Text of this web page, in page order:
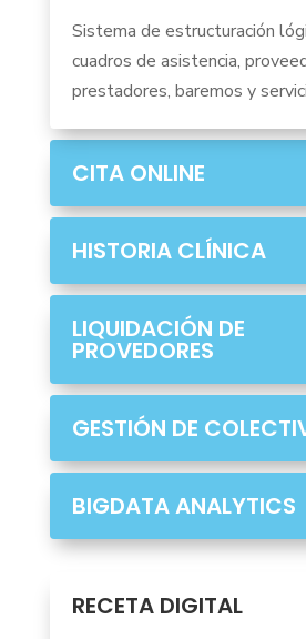
Sistema de estructuración
cuadros de asistencia,
prestadores, baremos y
CITA ONLINE
HISTORIA CLÍNICA
LIQUIDACIÓN DE
PROVEDORES
GESTIÓN DE
BIGDATA ANALYTICS
RECETA DIGITAL